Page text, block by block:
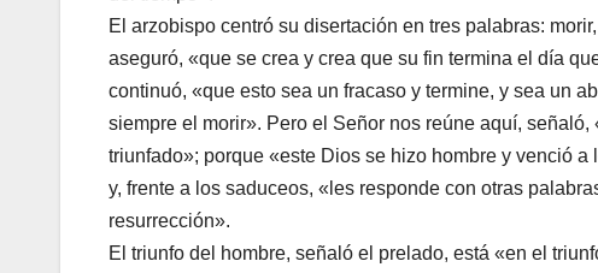
El arzobispo centró su disertación en tres palabras:
aseguró, «que se crea y crea que su fin termina el día
continuó, «que esto sea un fracaso y termine, y sea un
siempre el morir». Pero el Señor nos reúne aquí,
triunfado»; porque «este Dios se hizo hombre y venció
y, frente a los saduceos, «les responde con otras
resurrección».
El triunfo del hombre, señaló el prelado, está «en el